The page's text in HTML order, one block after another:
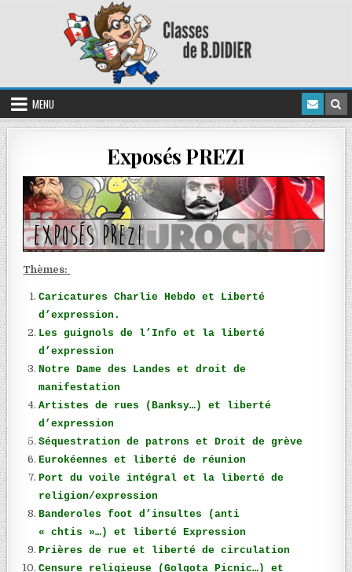
MENU
Exposés PREZI
Thèmes:
Caricatures Charlie Hebdo et Liberté
d’expression.
Les guignols de l’Info et la liberté
d’expression
Notre Dame des Landes et droit de
manifestation
Artistes de rues (Banksy…) et liberté
d’expression
Séquestration de patrons et Droit de grève
Eurokéennes et liberté de réunion
Port du voile intégral et la liberté de
religion/expression
Banderoles foot d’insultes (anti
« chtis »…) et liberté Expression
Prières de rue et liberté de circulation
Censure religieuse (Golgota Picnic…) et